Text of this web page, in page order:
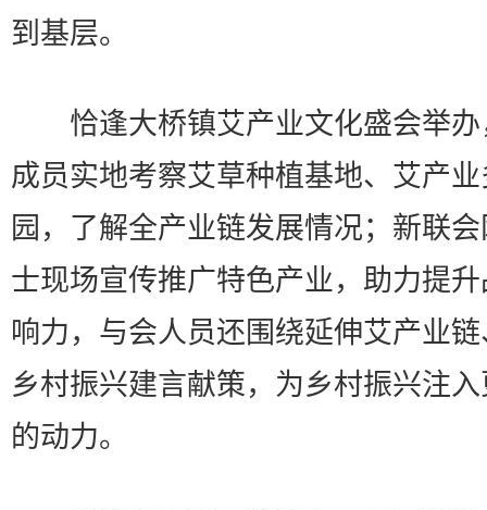
到基层。
恰逢大桥镇艾产业文化盛会举办
成员实地考察艾草种植基地、艾产
园，了解全产业链发展情况；新联
士现场宣传推广特色产业，助力提
响力，与会人员还围绕延伸艾产业
乡村振兴建言献策，为乡村振兴注
的动力。